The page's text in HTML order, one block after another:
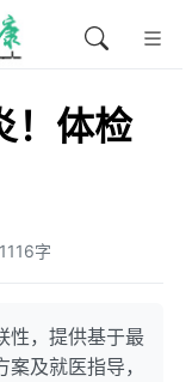
！体检
字
性，提供基于最
及就医指导，